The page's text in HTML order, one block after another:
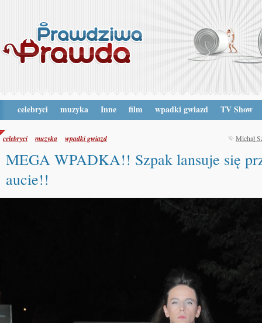
celebryci muzyka Inne film wpadki gwiazd TV Show
celebryci muzyka wpadki gwiazd Michał
MEGA WPADKA!! Szpak lansuje się
aucie!!